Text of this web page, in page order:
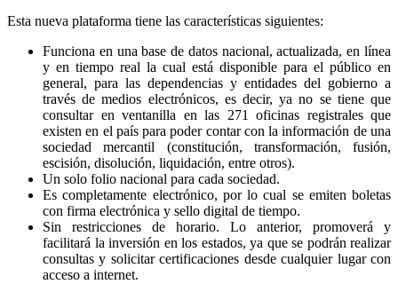
Esta nueva plataforma tiene las características siguientes:
Funciona en una base de datos nacional, actualizada, en línea
y en tiempo real la cual está disponible para el público en
general, para las dependencias y entidades del gobierno a
través de medios electrónicos, es decir, ya no se tiene que
consultar en ventanilla en las 271 oficinas registrales que
existen en el país para poder contar con la información de una
sociedad mercantil (constitución, transformación, fusión,
escisión, disolución, liquidación, entre otros).
Un solo folio nacional para cada sociedad.
Es completamente electrónico, por lo cual se emiten boletas
con firma electrónica y sello digital de tiempo.
Sin restricciones de horario. Lo anterior, promoverá y
facilitará la inversión en los estados, ya que se podrán realizar
consultas y solicitar certificaciones desde cualquier lugar con
acceso a internet.